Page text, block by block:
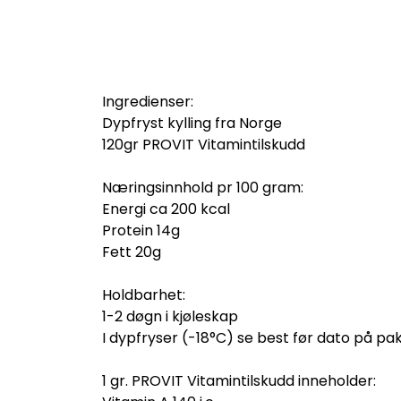
Ingredienser:
Dypfryst kylling fra Norge
120gr PROVIT Vitamintilskudd
Næringsinnhold pr 100 gram:
Energi ca 200 kcal
Protein 14g
Fett 20g
Holdbarhet:
1-2 døgn i kjøleskap
I dypfryser (-18°C) se best før dato på
1 gr. PROVIT Vitamintilskudd inneholder: